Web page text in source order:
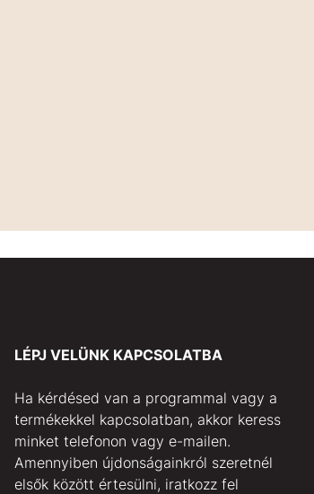
LÉPJ VELÜNK KAPCSOLATBA
Ha kérdésed van a programmal vagy a
termékekkel kapcsolatban, akkor keress
minket telefonon vagy e-mailen.
Amennyiben újdonságainkról szeretnél
elsők között értesülni, iratkozz fel